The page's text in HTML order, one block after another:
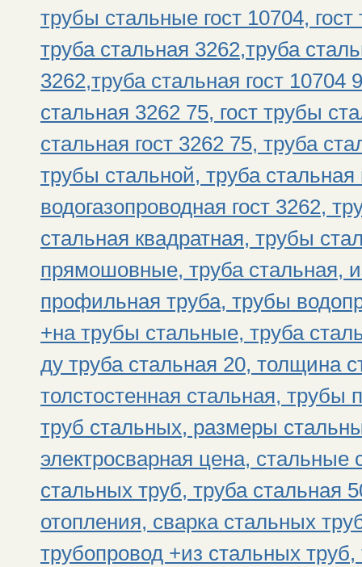
трубы стальные гост 10704,
труба стальная 3262,труба
3262,труба стальная гост
стальная 3262 75, гост трубы
стальная гост 3262 75, труба
трубы стальной, труба
водогазопроводная гост 3262,
стальная квадратная, трубы
прямошовные, труба стальная,
профильная труба, трубы
+на трубы стальные, труба
ду труба стальная 20, толщина
толстостенная стальная,
труб стальных, размеры
электросварная цена,
стальных труб, труба стальная
отопления, сварка стальных
трубопровод +из стальных